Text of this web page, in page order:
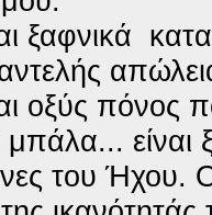
ξαφνικά
οξύς πόνος
μπάλα...
του Ήχου.